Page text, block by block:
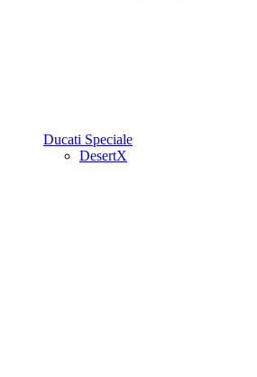
Ducati Speciale
DesertX